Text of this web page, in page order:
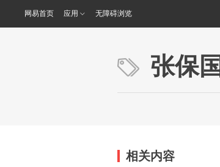
网易首页 应用 无障碍浏览
张保国
相关内容